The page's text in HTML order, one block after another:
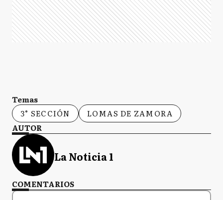
Temas
3° SECCIÓN
LOMAS DE ZAMORA
AUTOR
La Noticia 1
COMENTARIOS